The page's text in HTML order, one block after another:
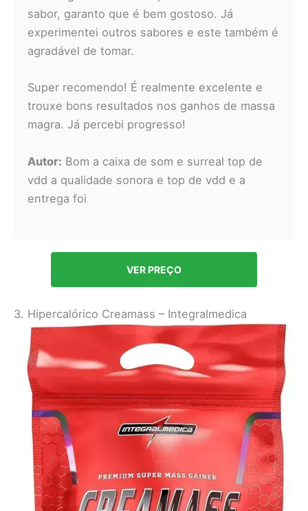
sabor, garanto que é bem gostoso. Já
experimentei outros sabores e este também é
agradável de tomar.
Super recomendo! É realmente excelente e
trouxe bons resultados nos ganhos de massa
magra. Já percebi progresso!
Autor: Bom a caixa de som e surreal top de
vdd a qualidade sonora e top de vdd e a
entrega foi
VER PREÇO
3. Hipercalórico Creamass – Integralmedica